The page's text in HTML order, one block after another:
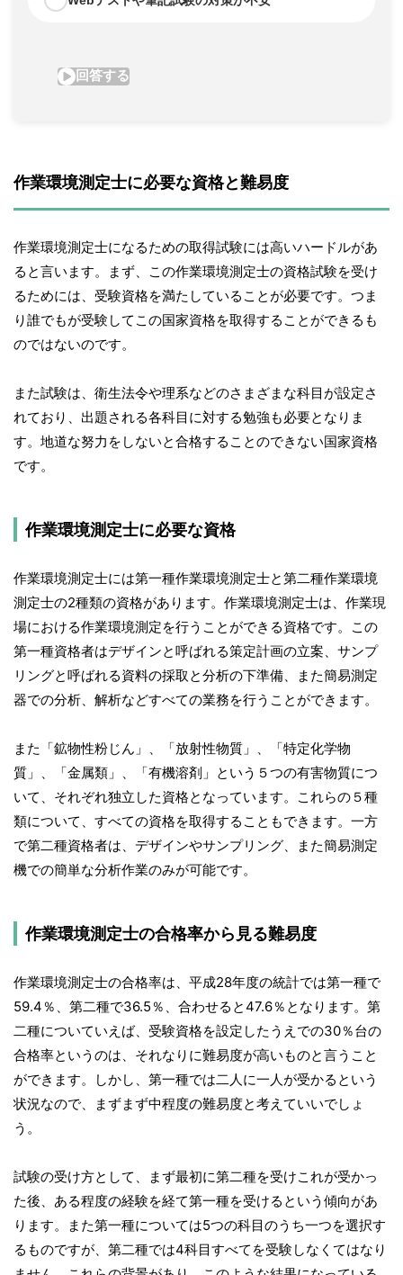
作業環境測定士に必要な資格と難易度
作業環境測定士になるための取得試験には高いハードルがあ
ると言います。まず、この作業環境測定士の資格試験を受け
るためには、受験資格を満たしていることが必要です。つま
り誰でもが受験してこの国家資格を取得することができるも
のではないのです。
また試験は、衛生法令や理系などのさまざまな科目が設定さ
れており、出題される各科目に対する勉強も必要となりま
す。地道な努力をしないと合格することのできない国家資格
です。
作業環境測定士に必要な資格
作業環境測定士には第一種作業環境測定士と第二種作業環境
測定士の2種類の資格があります。作業環境測定士は、作業現
場における作業環境測定を行うことができる資格です。この
第一種資格者はデザインと呼ばれる策定計画の立案、サンプ
リングと呼ばれる資料の採取と分析の下準備、また簡易測定
器での分析、解析などすべての業務を行うことができます。
また「鉱物性粉じん」、「放射性物質」、「特定化学物
質」、「金属類」、「有機溶剤」という５つの有害物質につ
いて、それぞれ独立した資格となっています。これらの５種
類について、すべての資格を取得することもできます。一方
で第二種資格者は、デザインやサンプリング、また簡易測定
機での簡単な分析作業のみが可能です。
作業環境測定士の合格率から見る難易度
作業環境測定士の合格率は、平成28年度の統計では第一種で
59.4％、第二種で36.5％、合わせると47.6％となります。第
二種についていえば、受験資格を設定したうえでの30％台の
合格率というのは、それなりに難易度が高いものと言うこと
ができます。しかし、第一種では二人に一人が受かるという
状況なので、まずまず中程度の難易度と考えていいでしょ
う。
試験の受け方として、まず最初に第二種を受けこれが受かっ
た後、ある程度の経験を経て第一種を受けるという傾向があ
ります。また第一種については5つの科目のうち一つを選択す
るものですが、第二種では4科目すべてを受験しなくてはなり